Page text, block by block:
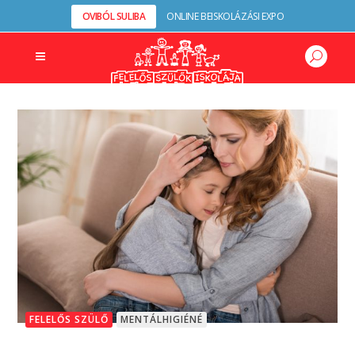
OVIBÓL SULIBA ONLINE BEISKOLÁZÁSI EXPO
FELELŐS SZÜLŐ MENTÁLHIGIÉNÉ